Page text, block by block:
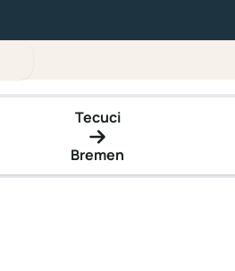
Tecuci
Bremen